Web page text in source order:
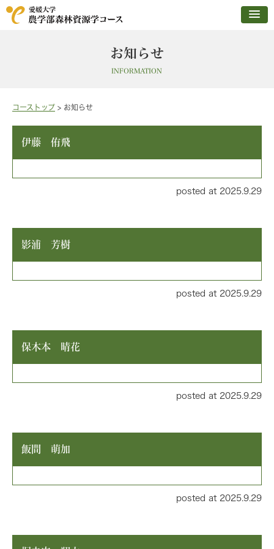
お知らせ
INFORMATION
コーストップ > お知らせ
伊藤 侑飛
posted at 2025.9.29
影浦 芳樹
posted at 2025.9.29
保木本 晴花
posted at 2025.9.29
飯間 萌加
posted at 2025.9.29